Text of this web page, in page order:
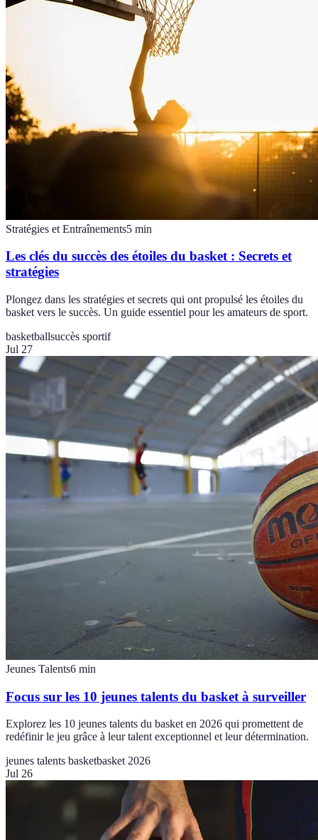
Stratégies et Entraînements5 min
Les clés du succès des étoiles du basket : Secrets et
stratégies
Plongez dans les stratégies et secrets qui ont propulsé les étoiles du
basket vers le succès. Un guide essentiel pour les amateurs de sport.
basketballsuccès sportif
Jul 27
Jeunes Talents6 min
Focus sur les 10 jeunes talents du basket à surveiller
Explorez les 10 jeunes talents du basket en 2026 qui promettent de
redéfinir le jeu grâce à leur talent exceptionnel et leur détermination.
jeunes talents basketbasket 2026
Jul 26